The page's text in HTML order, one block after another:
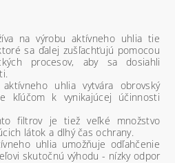
na výrobu aktívneho uhlia tie
sa ďalej zušľachťujú pomocou
procesov, aby sa dosiahli
uhlia vytvára obrovský
kľúčom k vynikajúcej účinnosti
filtrov je tiež veľké množstvo
látok a dlhý čas ochrany.
uhlia umožňuje odľahčenie
skutočnú výhodu - nízky odpor